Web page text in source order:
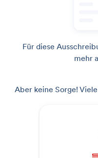
Für diese
mehr
Aber keine Sorge!